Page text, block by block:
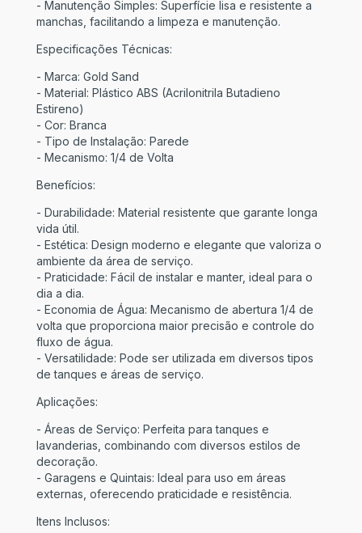
- Manutenção Simples: Superfície lisa e resistente a
manchas, facilitando a limpeza e manutenção.
Especificações Técnicas:
- Marca: Gold Sand
- Material: Plástico ABS (Acrilonitrila Butadieno
Estireno)
- Cor: Branca
- Tipo de Instalação: Parede
- Mecanismo: 1/4 de Volta
Benefícios:
- Durabilidade: Material resistente que garante longa
vida útil.
- Estética: Design moderno e elegante que valoriza o
ambiente da área de serviço.
- Praticidade: Fácil de instalar e manter, ideal para o
dia a dia.
- Economia de Água: Mecanismo de abertura 1/4 de
volta que proporciona maior precisão e controle do
fluxo de água.
- Versatilidade: Pode ser utilizada em diversos tipos
de tanques e áreas de serviço.
Aplicações:
- Áreas de Serviço: Perfeita para tanques e
lavanderias, combinando com diversos estilos de
decoração.
- Garagens e Quintais: Ideal para uso em áreas
externas, oferecendo praticidade e resistência.
Itens Inclusos: